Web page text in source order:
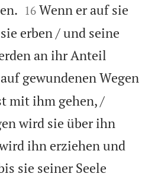


16 Wenn er auf sie
erben / und seine
an ihr Anteil
gewundenen Wegen
mit ihm gehen, /
wird sie über ihn
ihn erziehen und
sie seiner Seele